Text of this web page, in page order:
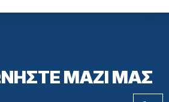
ΜΑΖΙ ΜΑΣ